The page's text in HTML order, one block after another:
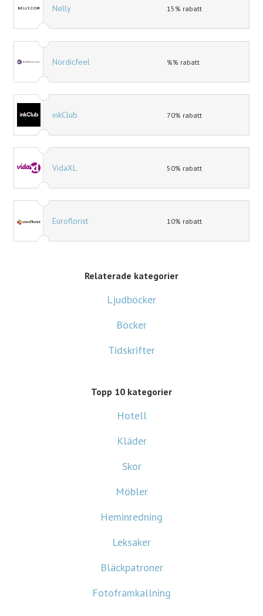
Nelly 15% rabatt
Nordicfeel %% rabatt
inkClub 70% rabatt
VidaXL 50% rabatt
Euroflorist 10% rabatt
Relaterade kategorier
Ljudböcker
Böcker
Tidskrifter
Topp 10 kategorier
Hotell
Kläder
Skor
Möbler
Heminredning
Leksaker
Bläckpatroner
Fotoframkallning